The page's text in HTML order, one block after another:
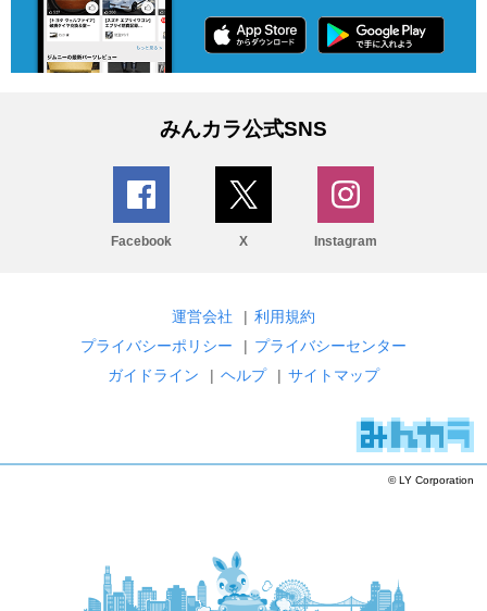
みんカラ公式SNS
Facebook X Instagram
運営会社 | 利用規約
プライバシーポリシー
| プライバシーセンター
ガイドライン
| ヘルプ | サイトマップ
© LY Corporation